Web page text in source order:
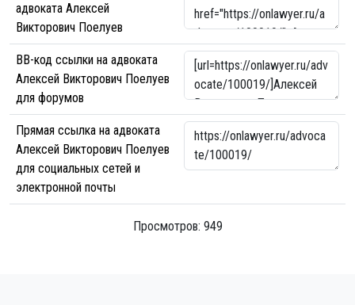
адвоката Алексей
Викторович Поелуев
BB-код ссылки на адвоката
Алексей Викторович Поелуев
для форумов
Прямая ссылка на адвоката
Алексей Викторович Поелуев
для социальных сетей и
электронной почты
Просмотров: 949